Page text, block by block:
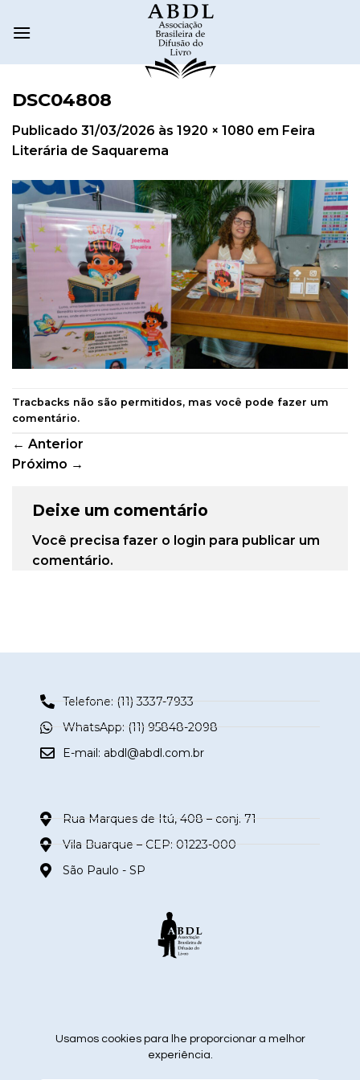
DSC04808
Publicado 31/03/2026 às 1920 × 1080 em Feira
Literária de Saquarema
Tracbacks não são permitidos, mas você pode fazer um
comentário.
← Anterior
Próximo →
Deixe um comentário
Você precisa fazer o login para publicar um
comentário.
Telefone: (11) 3337-7933
WhatsApp: (11) 95848-2098
E-mail: abdl@abdl.com.br
Rua Marques de Itú, 408 – conj. 71
Vila Buarque – CEP: 01223-000
São Paulo - SP
siga nas redes sociais
Usamos cookies para lhe proporcionar a melhor
experiência.